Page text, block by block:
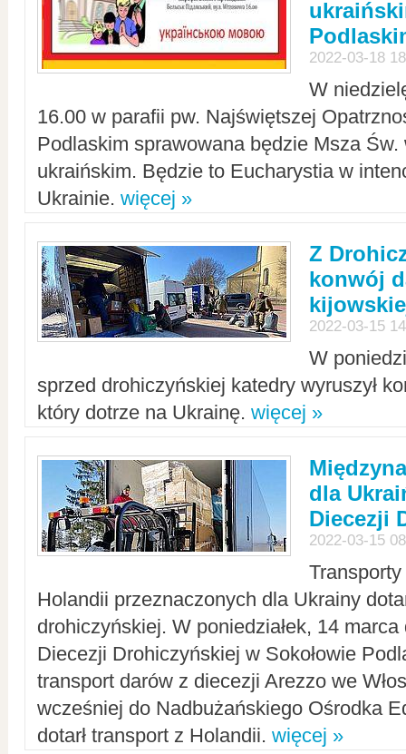
2022-03-18
W
16.00 w parafii pw. Najświętszej
Podlaskim sprawowana będzie Msza Św.
ukraińskim. Będzie to Eucharystia w
Ukrainie. więcej »
Z
konwój
2022-03-15
W
sprzed drohiczyńskiej katedry wyruszył
który dotrze na Ukrainę. więcej »
dla
Diecezji
2022-03-15
Holandii przeznaczonych dla Ukrainy
drohiczyńskiej. W poniedziałek, 14
Diecezji Drohiczyńskiej w Sokołowie
transport darów z diecezji Arezzo we
wcześniej do Nadbużańskiego Ośrodka
dotarł transport z Holandii. więcej »